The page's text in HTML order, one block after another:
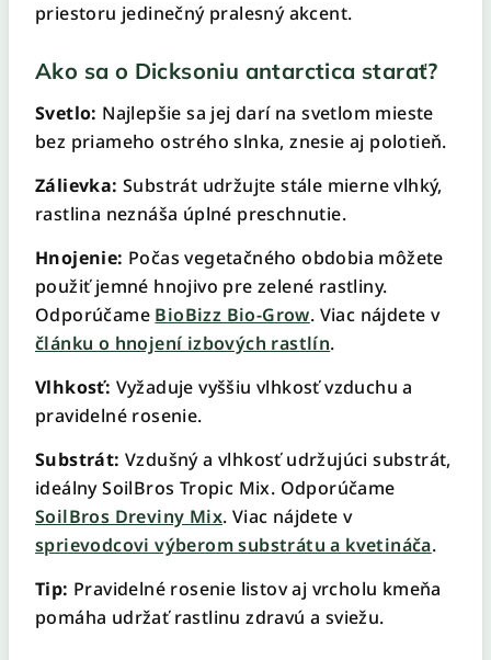
priestoru jedinečný pralesný akcent.
Ako sa o Dicksoniu antarctica starať?
Svetlo: Najlepšie sa jej darí na svetlom mieste
bez priameho ostrého slnka, znesie aj polotieň.
Zálievka: Substrát udržujte stále mierne vlhký,
rastlina neznáša úplné preschnutie.
Hnojenie: Počas vegetačného obdobia môžete
použiť jemné hnojivo pre zelené rastliny.
Odporúčame BioBizz Bio-Grow. Viac nájdete v
článku o hnojení izbových rastlín.
Vlhkosť: Vyžaduje vyššiu vlhkosť vzduchu a
pravidelné rosenie.
Substrát: Vzdušný a vlhkosť udržujúci substrát,
ideálny SoilBros Tropic Mix. Odporúčame
SoilBros Dreviny Mix. Viac nájdete v
sprievodcovi výberom substrátu a kvetináča.
Tip: Pravidelné rosenie listov aj vrcholu kmeňa
pomáha udržať rastlinu zdravú a sviežu.